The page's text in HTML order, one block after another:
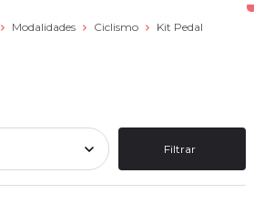
Modalidades Ciclismo Kit Pedal
Filtrar